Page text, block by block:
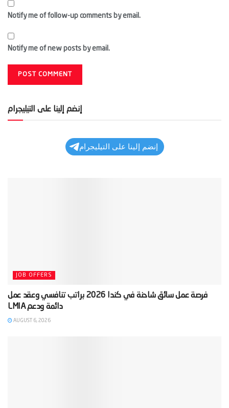
Notify me of follow-up comments by email.
Notify me of new posts by email.
إنضم إلينا على التيليجرام
إنضم إلينا على التيليجرام
JOB OFFERS
‫فرصة عمل سائق شاحنة في كندا 2026 براتب تنافسي وعقد عمل
دائمة ودعم LMIA‬
AUGUST 6, 2026